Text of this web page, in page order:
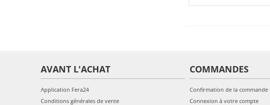
AVANT L'ACHAT
Application Fera24
Conditions générales de vente
COMMANDES
Confirmation de la commande
Connexion à votre compte